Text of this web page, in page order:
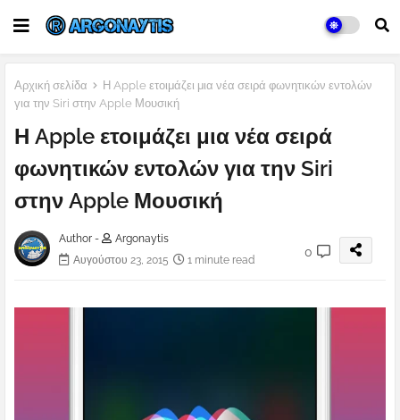
Αρχική σελίδα
Η Apple ετοιμάζει μια νέα σειρά φωνητικών εντολών
για την Siri στην Apple Μουσική
Η Apple ετοιμάζει μια νέα σειρά
φωνητικών εντολών για την Siri
στην Apple Μουσική
Author -
Argonaytis
Αυγούστου 23, 2015
1 minute read
0